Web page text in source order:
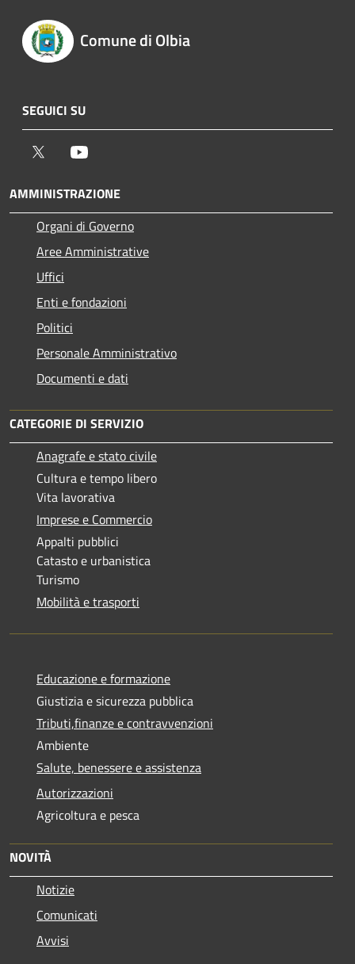
Comune di Olbia
SEGUICI SU
Twitter
AMMINISTRAZIONE
Organi di Governo
Aree Amministrative
Uffici
Enti e fondazioni
Politici
Personale Amministrativo
Documenti e dati
CATEGORIE DI SERVIZIO
Anagrafe e stato civile
Cultura e tempo libero
Vita lavorativa
Imprese e Commercio
Appalti pubblici
Catasto e urbanistica
Turismo
Mobilità e trasporti
Educazione e formazione
Giustizia e sicurezza pubblica
Tributi,finanze e contravvenzioni
Ambiente
Salute, benessere e assistenza
Autorizzazioni
Agricoltura e pesca
NOVITÀ
Notizie
Comunicati
Avvisi